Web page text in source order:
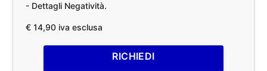
- Dettagli Negatività.
€ 14,90 iva esclusa
RICHIEDI